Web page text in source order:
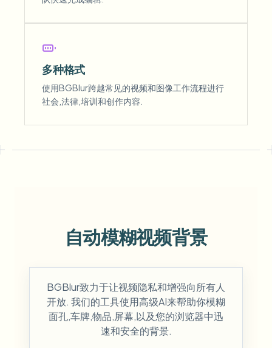
多种格式
使用BGBlur跨越常见的视频和图像工作流程进行
社会,法律,培训和创作内容.
自动模糊视频背景
BGBlur致力于让视频隐私和增强向所有人
开放. 我们的工具使用高级AI来帮助你模糊
面孔,车牌,物品,屏幕,以及您的浏览器中迅
速和安全的背景.